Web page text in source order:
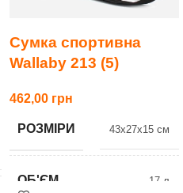
Сумка спортивна
Wallaby 213 (5)
462,00
РОЗМІРИ 43x27x15 см
ОБ'ЄМ 17 л